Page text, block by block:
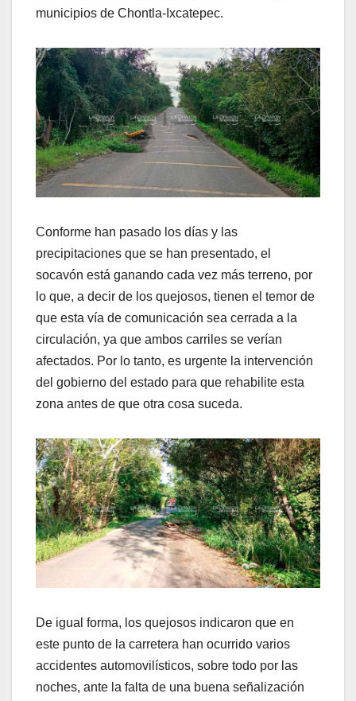
municipios de Chontla-Ixcatepec.
Conforme han pasado los días y las
precipitaciones que se han presentado, el
socavón está ganando cada vez más terreno, por
lo que, a decir de los quejosos, tienen el temor de
que esta vía de comunicación sea cerrada a la
circulación, ya que ambos carriles se verían
afectados. Por lo tanto, es urgente la intervención
del gobierno del estado para que rehabilite esta
zona antes de que otra cosa suceda.
De igual forma, los quejosos indicaron que en
este punto de la carretera han ocurrido varios
accidentes automovilísticos, sobre todo por las
noches, ante la falta de una buena señalización